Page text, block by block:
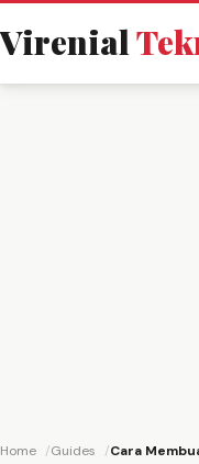
Virenial
Home Guides Cara